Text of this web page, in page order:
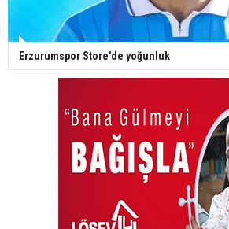
Erzurumspor Store'de yoğunluk